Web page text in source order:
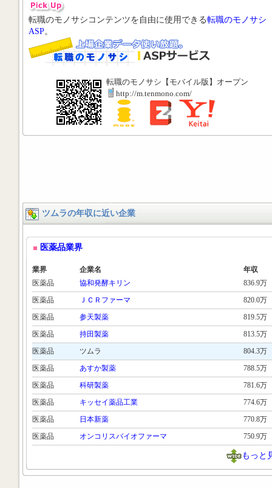
転職のモノサシコンテンツを自由に使用できる転職のモノサシ
ASP。
転職のモノサシ【モバイル版】オープン
http://m.tenmono.com/
ツムラの年収に近い企業
医薬品業界
業界 企業名
年収
医薬品
協和発酵キリン
836.9万
医薬品
ＪＣＲファーマ
820.0万
医薬品
参天製薬
819.5万
医薬品
持田製薬
813.5万
医薬品
ツムラ
804.3万
医薬品
あすか製薬
788.5万
医薬品
科研製薬
781.6万
医薬品
キッセイ薬品工業
774.6万
医薬品
日本新薬
770.8万
医薬品
オンコリスバイオファーマ 750.9万
もっと